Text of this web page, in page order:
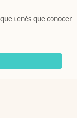
tenés que conocer